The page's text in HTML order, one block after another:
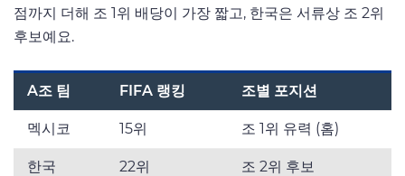
점까지 더해 조 1위 배당이 가장 짧고, 한국은 서류상 조 2위
후보예요.
A조 팀 FIFA 랭킹 조별 포지션
멕시코 15위 조 1위 유력 (홈)
한국 22위 조 2위 후보